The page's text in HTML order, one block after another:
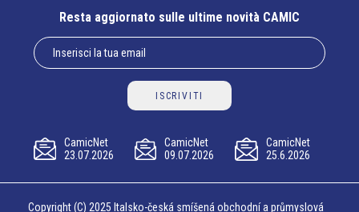
Resta aggiornato sulle ultime novità CAMIC
ISCRIVITI
CamicNet
23.07.2026
CamicNet
09.07.2026
CamicNet
25.6.2026
Copyright (C) 2025 Italsko-česká smíšená obchodní a průmyslová